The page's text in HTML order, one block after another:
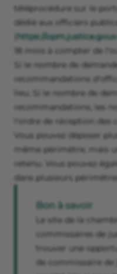
téléprocédure sur le
dédié aux officiers
https://
18 mois à compter de
Si le nombre de
recommandations
lieu. Si le nombre de
recommandations, les
l'ordre de réception des
Vous pouvez déposer
même périmètre, mais
retenu. Vous pouvez
dans plusieurs
Bon à savoir
Le site de la
commissaires de
trouver une
de commissaire